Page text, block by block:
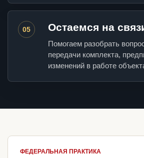
05 Остаемся на
Помогаем разобрать
передачи комплекта,
изменений в работе
ФЕДЕРАЛЬНАЯ ПРАКТИКА